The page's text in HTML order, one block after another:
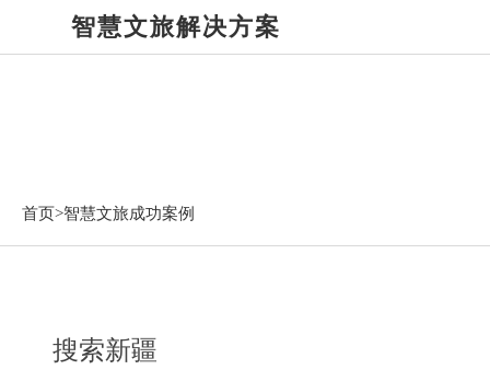
智慧文旅解决方案
首页>智慧文旅成功案例
搜索新疆